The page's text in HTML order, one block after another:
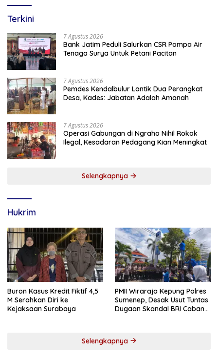
Terkini
7 Agustus 2026
Bank Jatim Peduli Salurkan CSR Pompa Air
Tenaga Surya Untuk Petani Pacitan
7 Agustus 2026
Pemdes Kendalbulur Lantik Dua Perangkat
Desa, Kades: Jabatan Adalah Amanah
7 Agustus 2026
Operasi Gabungan di Ngraho Nihil Rokok
Ilegal, Kesadaran Pedagang Kian Meningkat
Selengkapnya
Hukrim
Buron Kasus Kredit Fiktif 4,5
M Serahkan Diri ke
Kejaksaan Surabaya
PMII Wiraraja Kepung Polres
Sumenep, Desak Usut Tuntas
Dugaan Skandal BRI Cabang
Selengkapnya